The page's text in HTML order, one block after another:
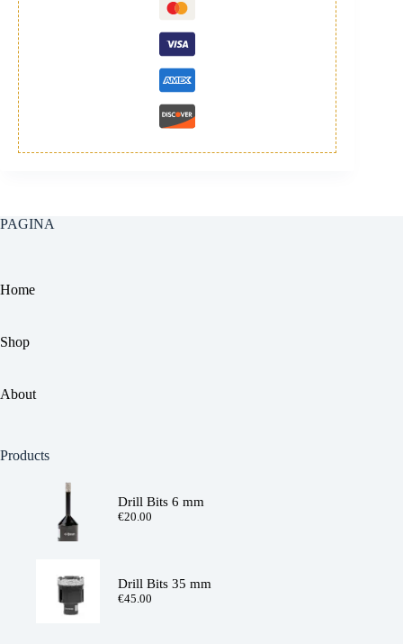
PAGINA
Home
Shop
About
Products
Drill Bits 6 mm
€20.00
Drill Bits 35 mm
€45.00